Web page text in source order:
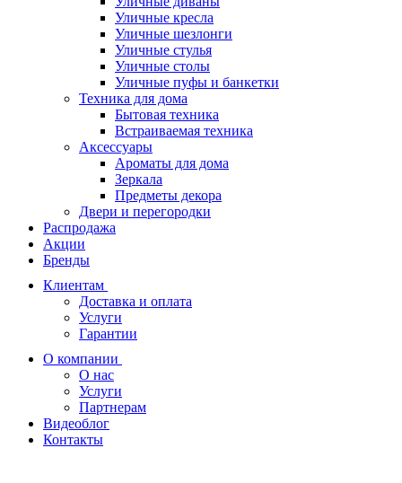
Уличные кресла
Уличные шезлонги
Уличные стулья
Уличные столы
Уличные пуфы и банкетки
Техника для дома
Бытовая техника
Встраиваемая техника
Аксессуары
Ароматы для дома
Зеркала
Предметы декора
Двери и перегородки
Распродажа
Акции
Бренды
Клиентам
Доставка и оплата
Услуги
Гарантии
О компании
О нас
Услуги
Партнерам
Видеоблог
Контакты